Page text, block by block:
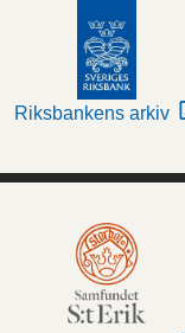
Riksbankens arkiv